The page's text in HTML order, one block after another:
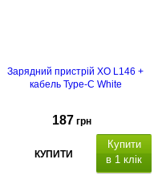
Зарядний пристрій XO L146 +
кабель Type-C White
187 грн
КУПИТИ
Купити
в 1 клік